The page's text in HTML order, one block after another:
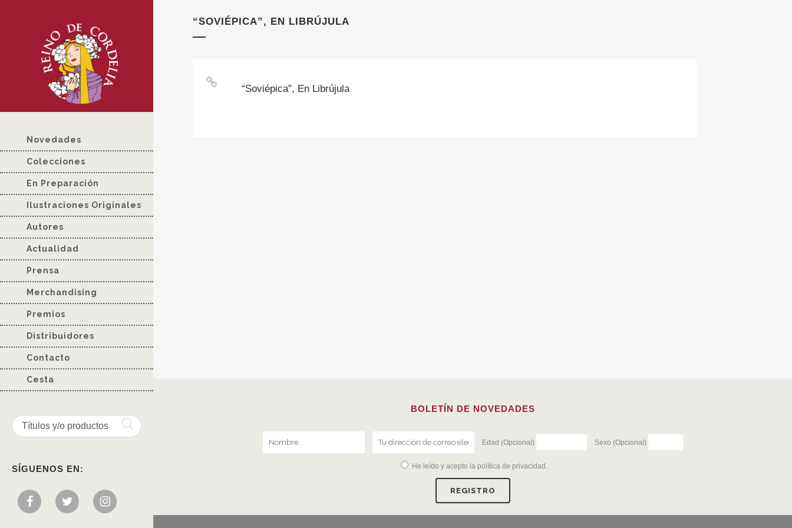
Novedades
Colecciones
En Preparación
Ilustraciones Originales
Autores
Actualidad
Prensa
Merchandising
Premios
Distribuidores
Contacto
Cesta
SÍGUENOS EN:
“SOVIÉPICA”, EN LIBRÚJULA
“Soviépica”, En Librújula
BOLETÍN DE NOVEDADES
Edad (Opcional) Sexo (Opcional)
He leído y acepto la política de privacidad .